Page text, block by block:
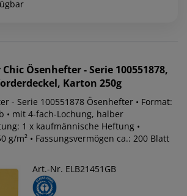
Ösenhefter - Serie 100551878,
Karton 250g
- Serie 100551878 Ösenhefter • Format:
• mit 4-fach-Lochung, halber
1 x kaufmännische Heftung •
g/m² • Fassungsvermögen ca.: 200 Blatt
Art.-Nr. ELB21451GB